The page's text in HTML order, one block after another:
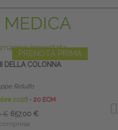
PRENOTA PRIMA
DELLA COLONNA
Ridulfo
2026∙ 20 ECM
€ 657,00 €